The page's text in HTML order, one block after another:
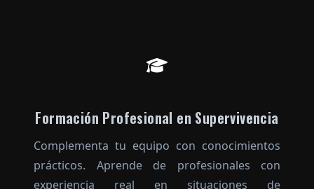
Formación Profesional en Supervivencia
Complementa tu equipo con conocimientos
prácticos. Aprende de profesionales con
experiencia real en situaciones de